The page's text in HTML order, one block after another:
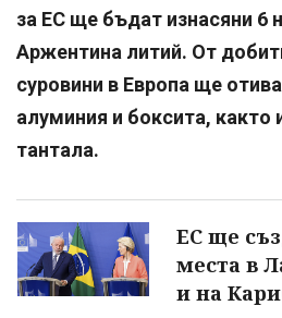
за ЕС ще бъдат изнасяни 6
Аржентина литий. От
суровини в Европа ще
алуминия и боксита, както
тантала.
ЕС ще
места в
и на